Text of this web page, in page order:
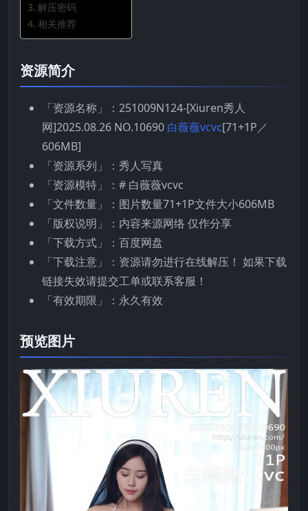
解压密码
相关推荐
资源简介
「资源名称」：251009N124-[Xiuren秀人
网]2025.08.26 NO.10690 白薇薇vcvc[71+1P／
606MB]
「资源系列」：秀人写真
「资源模特」：# 白薇薇vcvc
「文件数量」：图片数量71+1P文件大小606MB
「版权说明」：内容来源网络 仅作分享
「下载方式」：百度网盘
「下载注意」：资源请勿进行在线解压！ 如果下载
链接失效请提交工单或联系客服！
「有效期限」：永久有效
预览图片